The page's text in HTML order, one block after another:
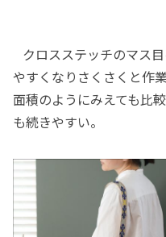
クロスステッチのマス
やすくなりさくさくと作
面積のようにみえても比
も続きやすい。